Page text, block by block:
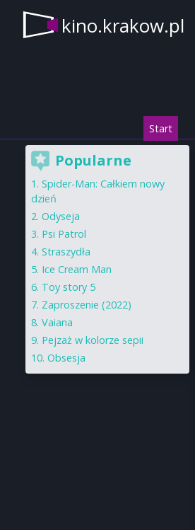
kino.krakow.pl
Start
Popularne
Spider-Man: Całkiem nowy
dzień
Odyseja
Psi Patrol
Straszydła
Ice Cream Man
Toy story 5
Zaproszenie (2022)
Vaiana
Pejzaż w kolorze sepii
Obsesja